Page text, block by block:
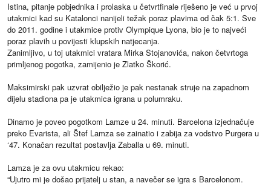
Istina, pitanje pobjednika i prolaska u četvrtfinale riješeno je već u prvoj
utakmici kad su Katalonci nanijeli težak poraz plavima od čak 5:1. Sve
do 2011. godine i utakmice protiv Olympique Lyona, bio je to najveći
poraz plavih u povijesti klupskih natjecanja.
Zanimljivo, u toj utakmici vratara Mirka Stojanovića, nakon četvrtoga
primljenog pogotka, zamijenio je Zlatko Škorić.
Maksimirski pak uzvrat obilježio je pak nestanak struje na zapadnom
dijelu stadiona pa je utakmica igrana u polumraku.
Dinamo je poveo pogotkom Lamze u 24. minuti. Barcelona izjednačuje
preko Evarista, ali Štef Lamza se zainatio i zabija za vodstvo Purgera u
‘47. Konačan rezultat postavlja Zaballa u 69. minuti.
Lamza je za ovu utakmicu rekao:
“Ujutro mi je došao prijatelj u stan, a navečer se igra s Barcelonom.